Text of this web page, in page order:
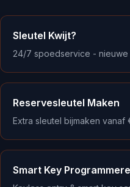
Sleutel Kwijt?
24/7 spoedservice -
Reservesleutel Maken
Extra sleutel bijmaken vanaf
Smart Key